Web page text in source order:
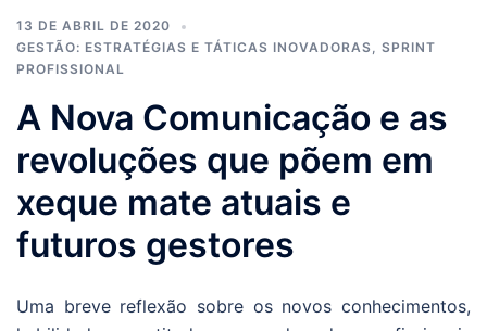
13 DE ABRIL DE 2020
GESTÃO: ESTRATÉGIAS E TÁTICAS INOVADORAS, SPRINT
PROFISSIONAL
A Nova Comunicação e as
revoluções que põem em
xeque mate atuais e
futuros gestores
Uma breve reflexão sobre os novos conhecimentos,